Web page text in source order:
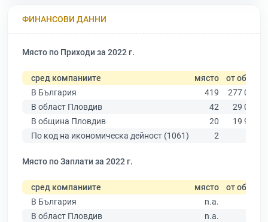
ФИНАНСОВИ ДАННИ
Място по Приходи за 2022 г.
сред компаниите място от общо
В България
419
277 019
В област Пловдив
42
29 067
В община Пловдив
20
19 939
По код на икономическа дейност (1061)
2
Място по Заплати за 2022 г.
сред компаниите място от общо
В България
n.a.
В област Пловдив
n.a.